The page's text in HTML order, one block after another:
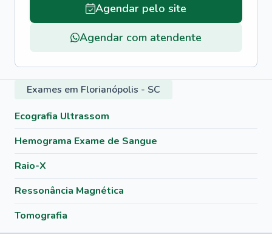
Agendar pelo site
Agendar com atendente
Exames em Florianópolis - SC
Ecografia Ultrassom
Hemograma Exame de Sangue
Raio-X
Ressonância Magnética
Tomografia